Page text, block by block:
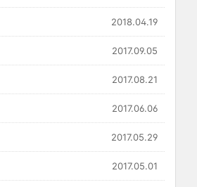
2018.04.19
2017.09.05
2017.08.21
2017.06.06
2017.05.29
2017.05.01